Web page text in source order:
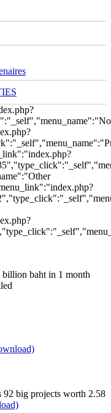
baht in 1 month
big projects worth 2.58